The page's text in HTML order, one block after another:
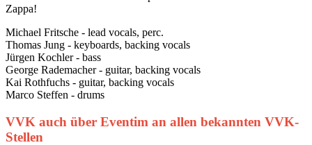
Zappa!
Michael Fritsche - lead vocals, perc.
Thomas Jung - keyboards, backing vocals
Jürgen Kochler - bass
George Rademacher - guitar, backing vocals
Kai Rothfuchs - guitar, backing vocals
Marco Steffen - drums
VVK auch über Eventim an allen bekannten VVK-
Stellen